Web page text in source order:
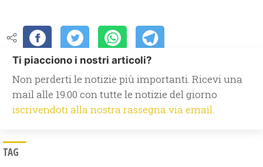
Ti piacciono i nostri articoli?
Non perderti le notizie più importanti. Ricevi una
mail alle 19.00 con tutte le notizie del giorno
iscrivendoti alla nostra rassegna via email.
TAG